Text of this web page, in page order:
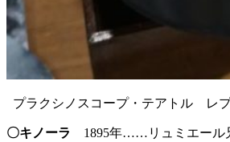
プラクシノスコープ・テアトル レ
〇キノーラ
1895年……リュミエール